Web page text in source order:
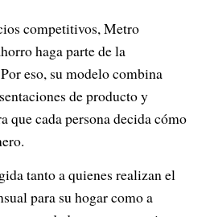
competitivos, Metro
haga parte de la
eso, su modelo combina
de producto y
que cada persona decida cómo
tanto a quienes realizan el
para su hogar como a